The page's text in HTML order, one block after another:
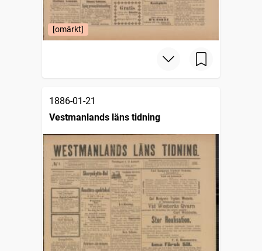
[omärkt]
1886-01-21
Vestmanlands läns tidning